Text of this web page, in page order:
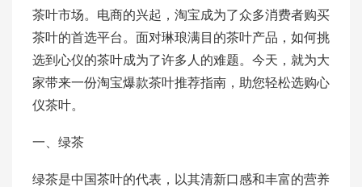
茶叶市场。电商的兴起，淘宝成为了众多消费者购买
茶叶的首选平台。面对琳琅满目的茶叶产品，如何挑
选到心仪的茶叶成为了许多人的难题。今天，就为大
家带来一份淘宝爆款茶叶推荐指南，助您轻松选购心
仪茶叶。
一、绿茶
绿茶是中国茶叶的代表，以其清新口感和丰富的营养